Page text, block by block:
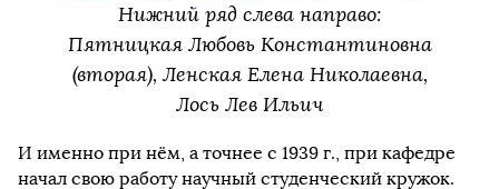
Нижний ряд слева направо:
Пятницкая Любовь Константиновна
(вторая), Ленская Елена Николаевна,
Лось Лев Ильич
И именно при нём, а точнее с 1939 г., при кафедре
начал свою работу научный студенческий кружок.